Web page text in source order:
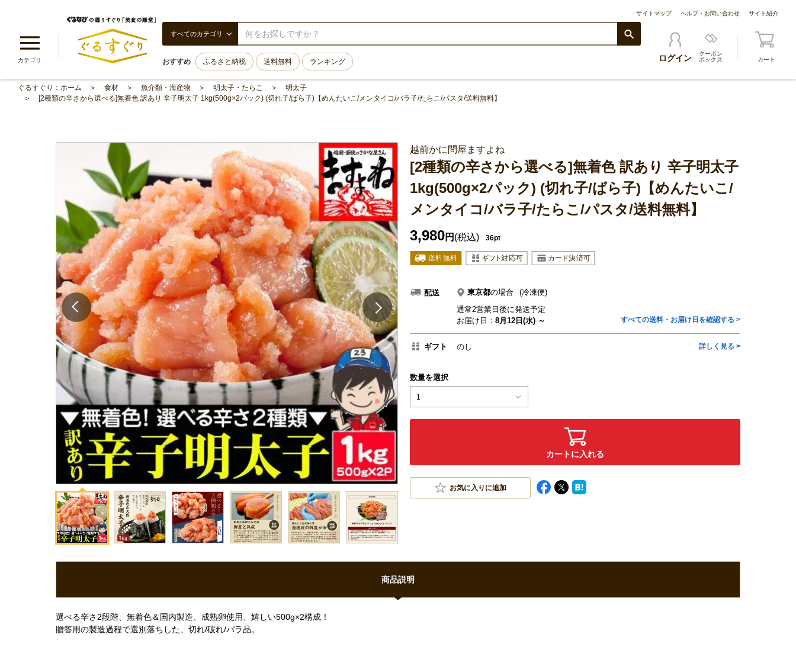
サイトマップ ヘルプ・お問い合わせ サイト紹介
カテゴリ
すべてのカテゴリ
おすすめ ふるさと納税 送料無料 ランキング ログイン
クーポン
ボックス
カート
ぐるすぐり：ホーム 食材 魚介類・海産物 明太子・たらこ
明太子
[2種類の辛さから選べる]無着色 訳あり 辛子明太子 1kg(500g×2パック) (切れ子/ばら子)【めんたいこ/メンタイコ/バラ子/たらこ/パスタ/送料無料】
越前かに問屋ますよね
[2種類の辛さから選べる]無着色 訳あり 辛子明太子
1kg(500g×2パック) (切れ子/ばら子)【めんたいこ/
メンタイコ/バラ子/たらこ/パスタ/送料無料】
3,980円 (税込) 36pt
配送 東京都の場合
(冷凍便)
通常2営業日後に発送予定
お届け日： 8月12日(水) ～ すべての送料・お届け日を確認する >
ギフト のし 詳しく見る >
数量を選択
1
カートに入れる
お気に入りに追加
商品説明
選べる辛さ2段階、無着色＆国内製造、成熟卵使用、嬉しい500g×2構成！
贈答用の製造過程で選別落ちした、切れ/破れ/バラ品。